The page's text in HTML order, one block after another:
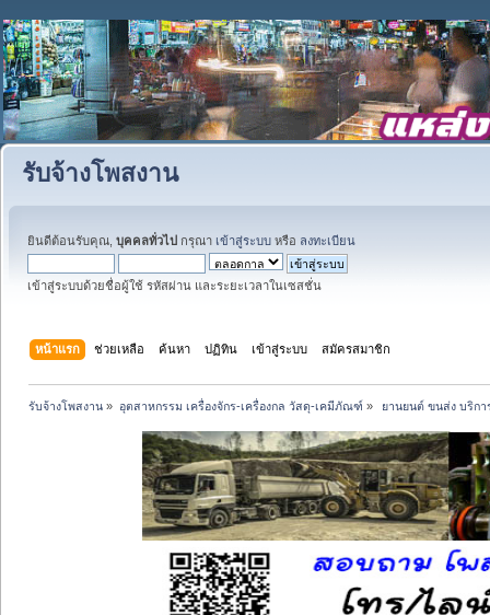
รับจ้างโพสงาน
ยินดีต้อนรับคุณ, บุคคลทั่วไป กรุณา เข้าสู่ระบบ หรือ ลงทะเบียน
เข้าสู่ระบบด้วยชื่อผู้ใช้ รหัสผ่าน และระยะเวลาในเซสชั่น
หน้าแรก ช่วยเหลือ ค้นหา ปฏิทิน เข้าสู่ระบบ สมัครสมาชิก
รับจ้างโพสงาน » อุตสาหกรรม เครื่องจักร-เครื่องกล วัสดุ-เคมีภัณฑ์ » ยานยนต์ ขนส่ง บริก